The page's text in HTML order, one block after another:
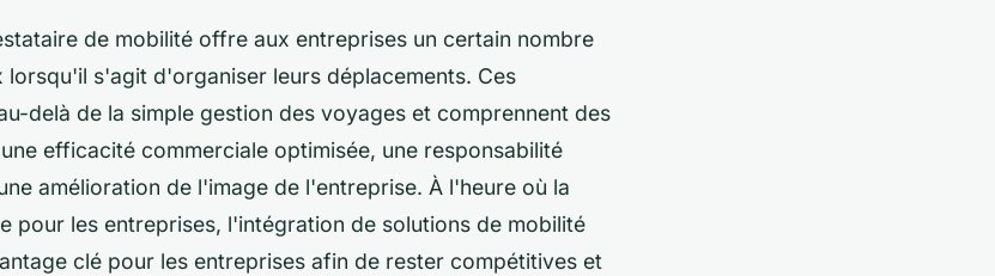
de mobilité offre aux entreprises un certain nombre
lorsqu'il s'agit d'organiser leurs déplacements. Ces
delà de la simple gestion des voyages et comprennent des
efficacité commerciale optimisée, une responsabilité
amélioration de l'image de l'entreprise. À l'heure où la
pour les entreprises, l'intégration de solutions de mobilité
clé pour les entreprises afin de rester compétitives et